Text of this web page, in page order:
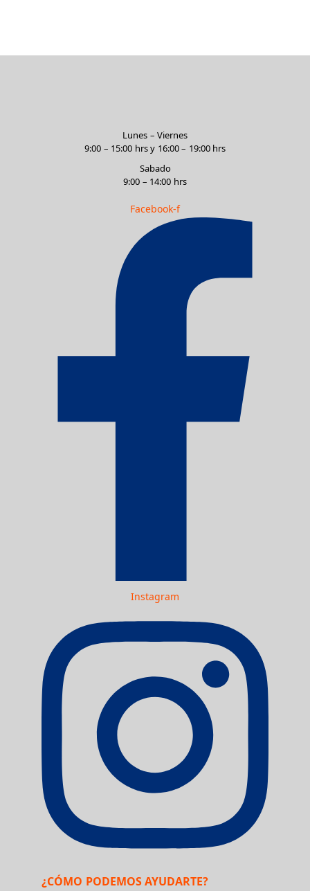
Lunes – Viernes
9:00 – 15:00 hrs y 16:00 – 19:00 hrs
Sabado
9:00 – 14:00 hrs
Facebook-f
Instagram
¿CÓMO PODEMOS AYUDARTE?